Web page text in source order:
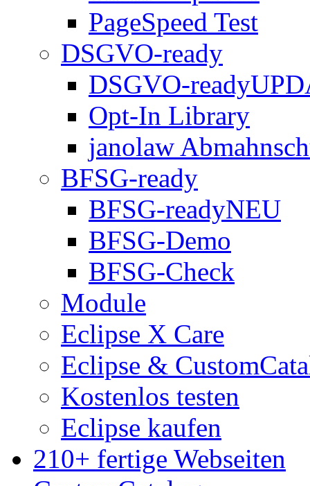
PageSpeed Test
DSGVO-ready
DSGVO-ready
Opt-In Library
janolaw
BFSG-ready
BFSG-readyNEU
BFSG-Demo
BFSG-Check
Module
Eclipse X Care
Eclipse &
Kostenlos testen
Eclipse kaufen
210+ fertige Webseiten